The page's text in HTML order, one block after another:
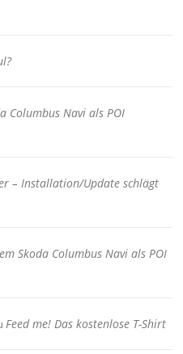
Columbus Navi als POI
– Installation/Update schlägt
Skoda Columbus Navi als POI
Feed me! Das kostenlose T-Shirt